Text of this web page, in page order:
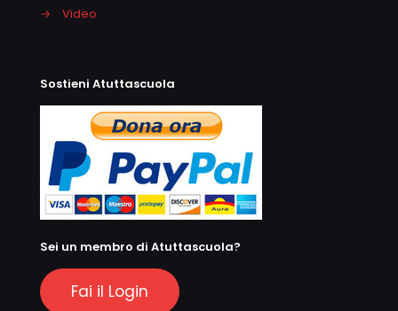
→
Video
Sostieni Atuttascuola
Sei un membro di Atuttascuola?
Fai il Login